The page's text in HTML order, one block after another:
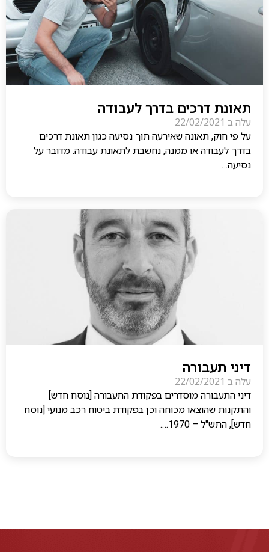
תאונת דרכים בדרך לעבודה
עלה ב 22/02/2021
על פי חוק, תאונה שאירעה תוך נסיעה כגון תאונת דרכים
בדרך לעבודה או ממנה, נחשבת לתאונת עבודה. מדובר על
נסיעה…
דיני תעבורה
עלה ב 22/02/2021
דיני התעבורה מוסדרים בפקודת התעבורה [נוסח חדש]
והתקנות שהוצאו מכוחה וכן בפקודת ביטוח רכב מנועי [נוסח
חדש], התש"ל – 1970….